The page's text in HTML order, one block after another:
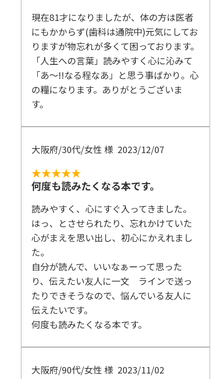
現在81才になりましたが、体の方は医者
にもかからず(歯科は通院中)元気にしてお
りますが物忘れが多くて困っております。
「人生への言葉」読みやすく心に沁みて
「あ～!!なる程なあ」と思う事ばかり。心
の糧になります。ありがとうございま
す。
大阪府/30代/女性 様 2023/12/07
★★★★★
何度も読みたくなる本です。
読みやすく、心にすぐ入ってきました。
はっ、とさせられたり、忘れかけていた
心がまえを思い出し、初心にかえれまし
た。
自分が読んで、いいなぁーって思った
り、伝えたい友人に一文 ラインで送っ
たりできそうなので、悩んでいる友人に
伝えたいです。
何度も読みたくなる本です。
大阪府/90代/女性 様 2023/11/02